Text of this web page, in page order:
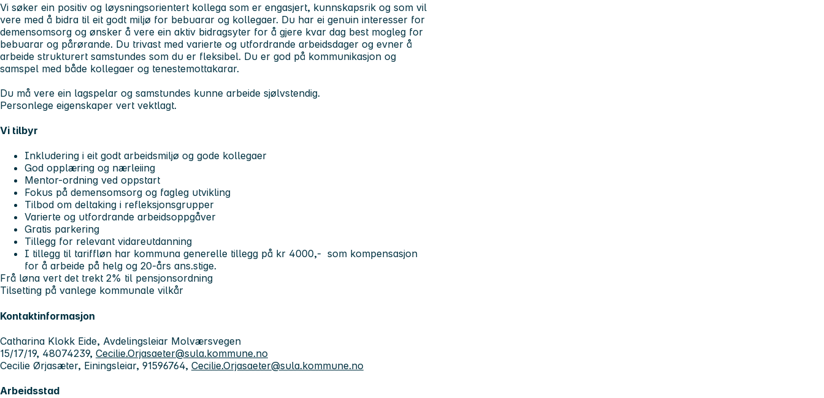
Vi søker ein positiv og løysningsorientert kollega som er engasjert, kunnskapsrik og som vil
vere med å bidra til eit godt miljø for bebuarar og kollegaer. Du har ei genuin interesser for
demensomsorg og ønsker å vere ein aktiv bidragsyter for å gjere kvar dag best mogleg for
bebuarar og pårørande. Du trivast med varierte og utfordrande arbeidsdager og evner å
arbeide strukturert samstundes som du er fleksibel. Du er god på kommunikasjon og
samspel med både kollegaer og tenestemottakarar.
Du må vere ein lagspelar og samstundes kunne arbeide sjølvstendig.
Personlege eigenskaper vert vektlagt.
Vi tilbyr
Inkludering i eit godt arbeidsmiljø og gode kollegaer
God opplæring og nærleiing
Mentor-ordning ved oppstart
Fokus på demensomsorg og fagleg utvikling
Tilbod om deltaking i refleksjonsgrupper
Varierte og utfordrande arbeidsoppgåver
Gratis parkering
Tillegg for relevant vidareutdanning
I tillegg til tariffløn har kommuna generelle tillegg på kr 4000,- som kompensasjon
for å arbeide på helg og 20-års ans.stige.
Frå løna vert det trekt 2% til pensjonsordning
Tilsetting på vanlege kommunale vilkår
Kontaktinformasjon
Catharina Klokk Eide, Avdelingsleiar Molværsvegen
15/17/19, 48074239, Cecilie.Orjasaeter@sula.kommune.no
Cecilie Ørjasæter, Einingsleiar, 91596764, Cecilie.Orjasaeter@sula.kommune.no
Arbeidsstad